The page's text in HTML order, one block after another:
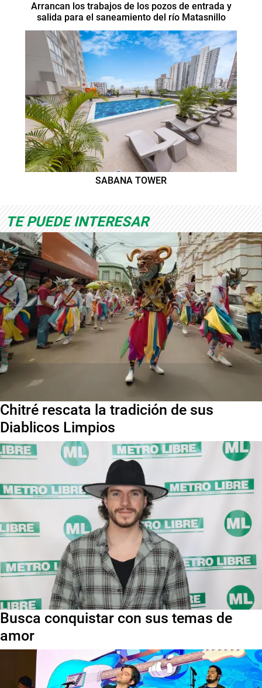
Arrancan los trabajos de los pozos de entrada y
salida para el saneamiento del río Matasnillo
SABANA TOWER
TE PUEDE INTERESAR
Chitré rescata la tradición de sus
Diablicos Limpios
Busca conquistar con sus temas de
amor